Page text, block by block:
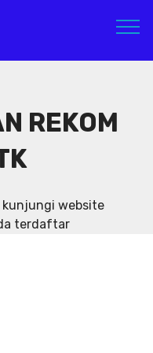
REKOM
kunjungi website
terdaftar